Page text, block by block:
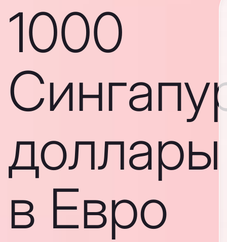
1000
доллары
в Евро